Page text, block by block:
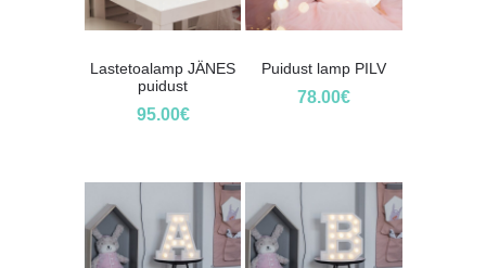
Lastetoalamp JÄNES
puidust
95.00€
Puidust lamp PILV
78.00€